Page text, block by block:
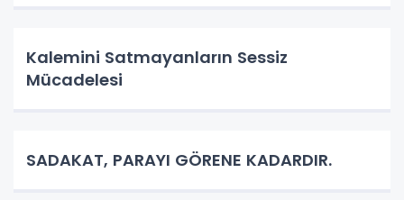
Kalemini Satmayanların Sessiz
Mücadelesi
SADAKAT, PARAYI GÖRENE KADARDIR.